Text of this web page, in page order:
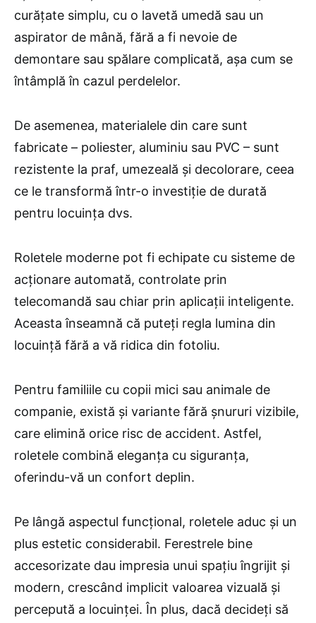
curățate simplu, cu o lavetă umedă sau un
aspirator de mână, fără a fi nevoie de
demontare sau spălare complicată, așa cum se
întâmplă în cazul perdelelor.
De asemenea, materialele din care sunt
fabricate – poliester, aluminiu sau PVC – sunt
rezistente la praf, umezeală și decolorare, ceea
ce le transformă într-o investiție de durată
pentru locuința dvs.
Roletele moderne pot fi echipate cu sisteme de
acționare automată, controlate prin
telecomandă sau chiar prin aplicații inteligente.
Aceasta înseamnă că puteți regla lumina din
locuință fără a vă ridica din fotoliu.
Pentru familiile cu copii mici sau animale de
companie, există și variante fără șnururi vizibile,
care elimină orice risc de accident. Astfel,
roletele combină eleganța cu siguranța,
oferindu-vă un confort deplin.
Pe lângă aspectul funcțional, roletele aduc și un
plus estetic considerabil. Ferestrele bine
accesorizate dau impresia unui spațiu îngrijit și
modern, crescând implicit valoarea vizuală și
percepută a locuinței. În plus, dacă decideți să